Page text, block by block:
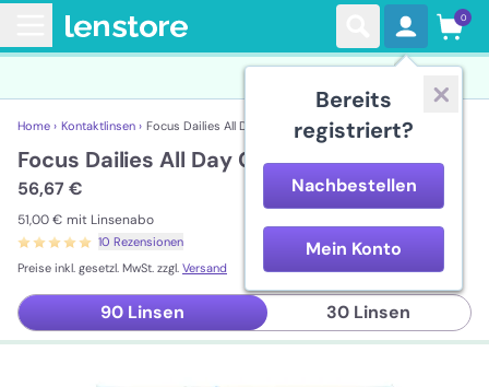
Bereits
registriert?
Nachbestellen
Mein Konto
0
Home › Kontaktlinsen › Focus Dailies All Day Comfort
Focus Dailies All Day Comfort
56,67 €
51,00 € mit Linsenabo
10 Rezensionen
Preise inkl. gesetzl. MwSt. zzgl. Versand
90 Linsen 30 Linsen